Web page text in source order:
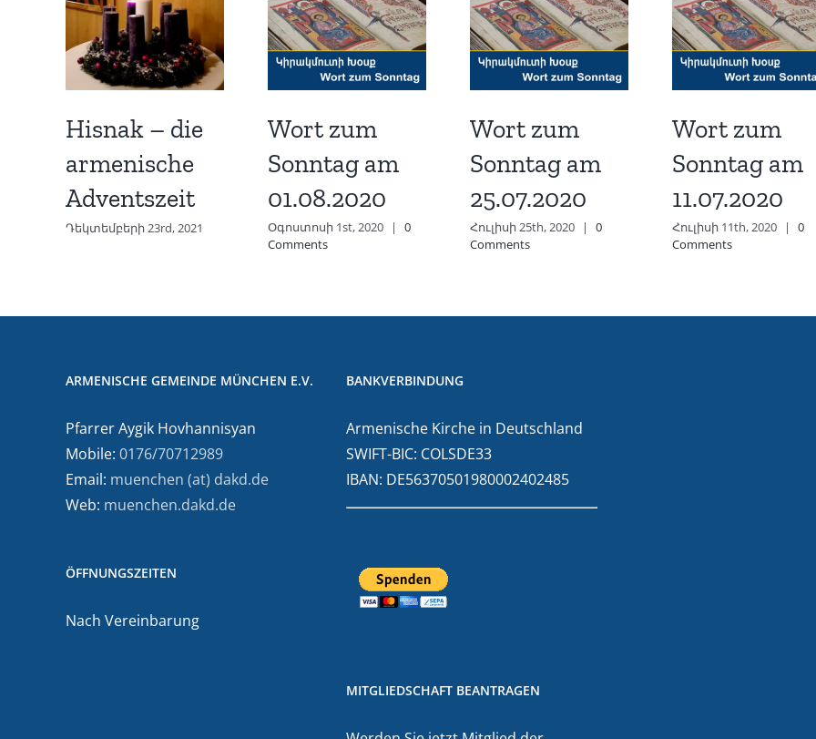
Hisnak – die
armenische
Adventszeit
Դեկտեմբերի 23rd, 2021
Wort zum
Sonntag am
01.08.2020
Օգոստոսի 1st, 2020 |
0
Comments
Wort zum
Sonntag am
25.07.2020
Հուլիսի 25th, 2020 |
0
Comments
Wort zum
Sonntag am
11.07.2020
Հուլիսի 11th, 2020 |
0
Comments
ARMENISCHE GEMEINDE MÜNCHEN E.V.
Pfarrer Aygik Hovhannisyan
Mobile: 0176/70712989
Email: muenchen (at) dakd.de
Web: muenchen.dakd.de
ÖFFNUNGSZEITEN
Nach Vereinbarung
BANKVERBINDUNG
Armenische Kirche in Deutschland
SWIFT-BIC: COLSDE33
IBAN: DE56370501980002402485
MITGLIEDSCHAFT BEANTRAGEN